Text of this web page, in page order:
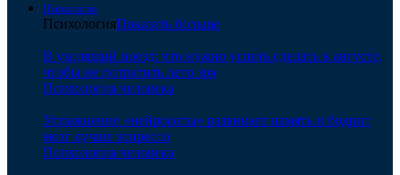
Психология
ПсихологияПоказать больше
В уходящий поезд: что нужно успеть сделать в августе,
чтобы не потратить лето зря
Психология человека
Упражнение «нейросоты» развивает память и бодрит
мозг лучше эспрессо
Психология человека